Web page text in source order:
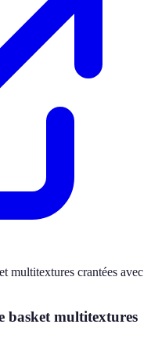
basket multitextures